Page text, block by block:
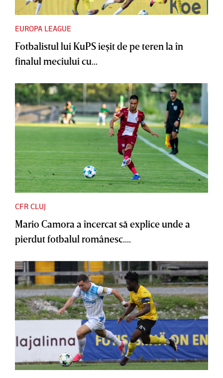
EUROPA LEAGUE
Fotbalistul lui KuPS ieşit de pe teren la în
finalul meciului cu...
CFR CLUJ
Mario Camora a încercat să explice unde a
pierdut fotbalul românesc....